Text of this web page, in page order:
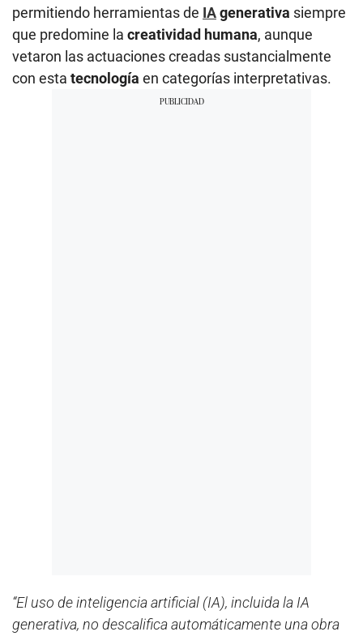
permitiendo herramientas de IAgenerativa siempre
que predomine la creatividad humana, aunque
vetaron las actuaciones creadas sustancialmente
con esta tecnología en categorías interpretativas.
“El uso de inteligencia artificial (IA), incluida la IA
generativa, no descalifica automáticamente una obra